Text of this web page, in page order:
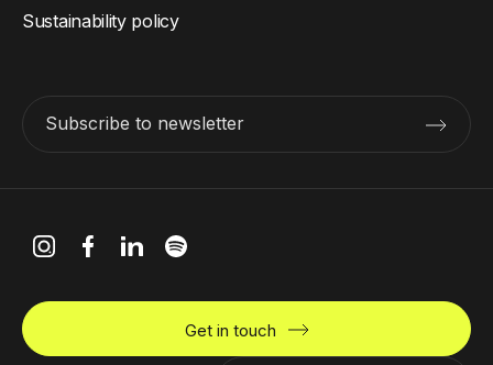
Subscribe to newsletter
Sustainability policy
Get in touch